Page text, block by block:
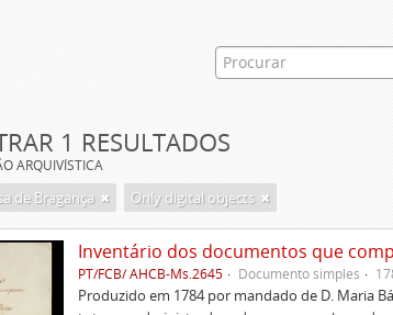
1 RESULTADOS
ARQUIVÍSTICA
de Bragança Only digital objects
Inventário dos documentos que
PT/FCB/ AHCB-Ms.2645 Documento simples
Produzido em 1784 por mandado de D. Maria